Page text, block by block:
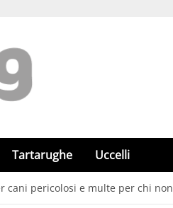
Tartarughe Uccelli
pericolosi e multe per chi